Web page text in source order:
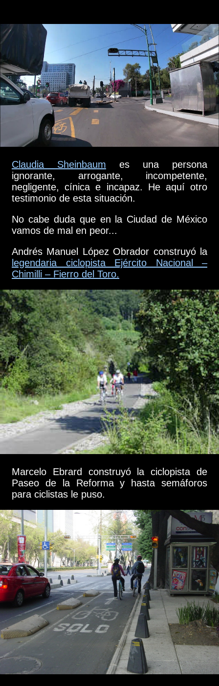
Claudia Sheinbaum es una persona
ignorante, arrogante, incompetente,
negligente, cínica e incapaz. He aquí otro
testimonio de esta situación.
No cabe duda que en la Ciudad de México
vamos de mal en peor...
Andrés Manuel López Obrador construyó la
legendaria ciclopista Ejército Nacional –
Chimilli – Fierro del Toro.
Marcelo Ebrard construyó la ciclopista de
Paseo de la Reforma y hasta semáforos
para ciclistas le puso.